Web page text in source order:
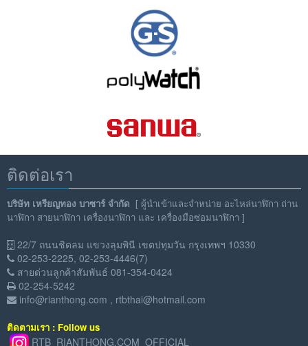
ติดต่อเรา
บริษัท เหรียญทอง บาซาร์ จำกัด [ ผู้นำเข้าและจำหน่าย อะไหล่นาฬิกา ถ่าน
นาฬิกา สายนาฬิกา เครื่องนาฬิกา และ เครื่องมือซ่อมนาฬิกา ]
22/7 ถนนชิดลม แขวงลุมพินี เขตปทุมวัน กรุงเทพฯ 10330
02-253-2225, 02-253-4446(7)
สายด่วนลูกค้าสัมพันธ์ 081-354-0424
02-254-5242
info@rianthong.com , rtbthai@hotmail.com
ติดตามเรา : Follow us
RTB_RIANTHONG.COM_OFFICIAL